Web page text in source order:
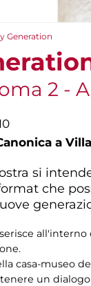
Generation
2 -
a
si
che
casa-museo
un